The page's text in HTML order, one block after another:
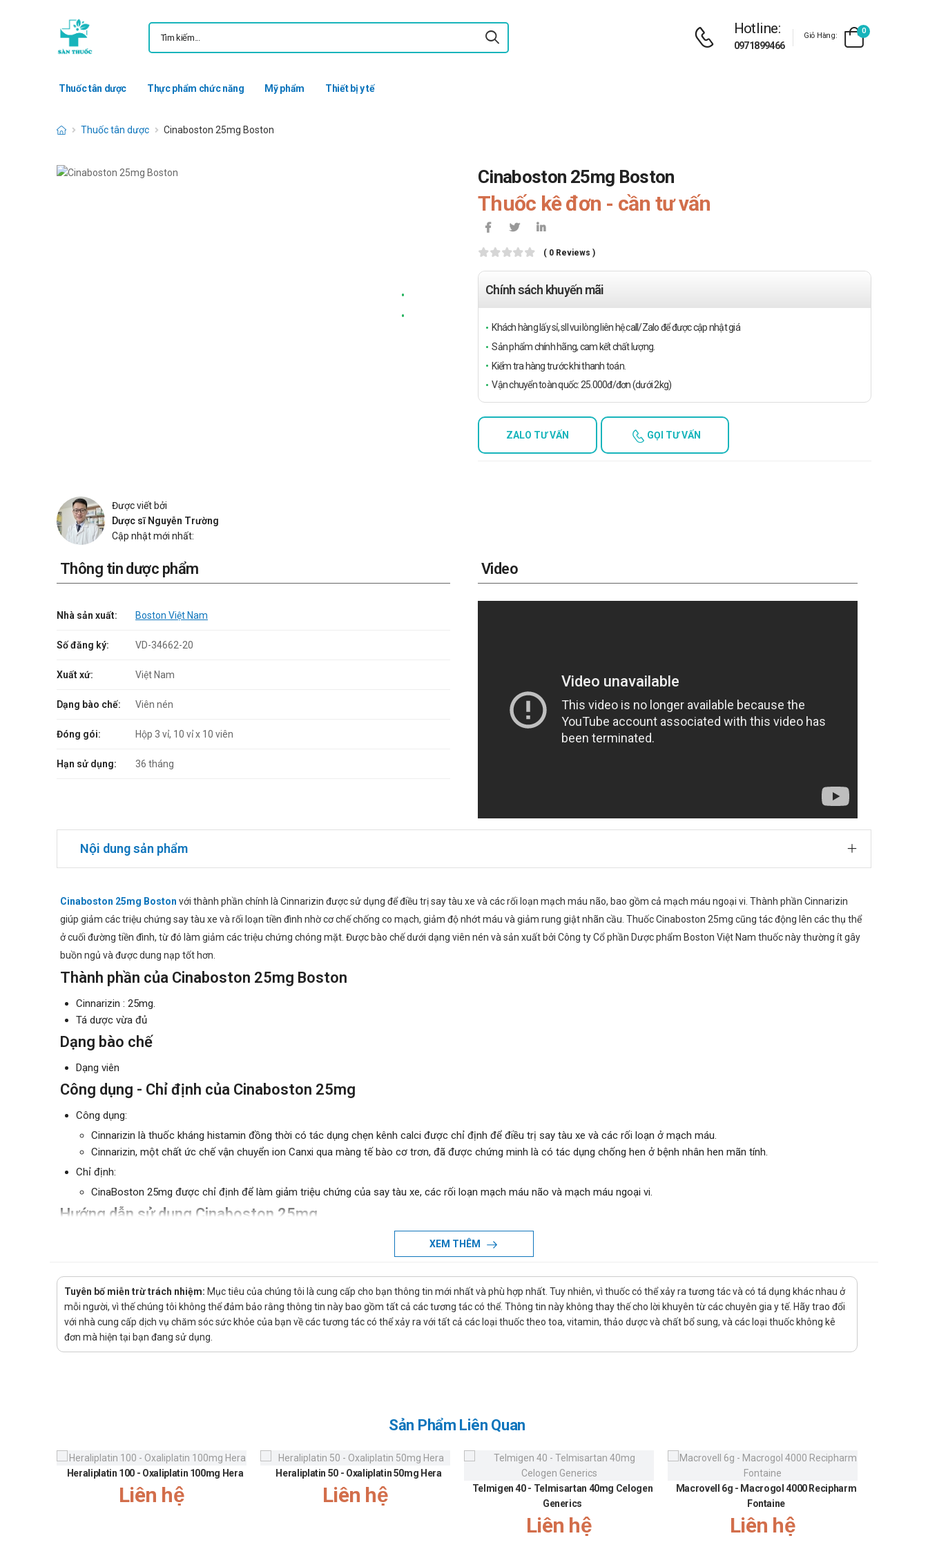
Hotline:
0971899466
Giỏ Hàng:
0
Thuốc tân dược Thực phẩm chức năng Mỹ phẩm Thiết bị y tế
Thuốc tân dược Cinaboston 25mg Boston
Cinaboston 25mg Boston
Thuốc kê đơn - cần tư vấn
( 0 Reviews )
Chính sách khuyến mãi
Khách hàng lấy sỉ, sll vui lòng liên hệ call/Zalo để được cập nhật giá
Sản phẩm chính hãng, cam kết chất lượng.
Kiểm tra hàng trước khi thanh toán.
Vận chuyển toàn quốc: 25.000đ/đơn (dưới 2kg)
ZALO TƯ VẤN GỌI TƯ VẤN
Được viết bởi
Dược sĩ Nguyễn Trường
Cập nhật mới nhất:
Thông tin dược phẩm
Nhà sản xuất: Boston Việt Nam
Số đăng ký: VD-34662-20
Xuất xứ: Việt Nam
Dạng bào chế: Viên nén
Đóng gói: Hộp 3 vỉ, 10 vỉ x 10 viên
Hạn sử dụng: 36 tháng
Video
Nội dung sản phẩm
Cinaboston 25mg Boston với thành phần chính là Cinnarizin được sử dụng để điều trị say tàu xe và các rối loạn mạch máu não, bao gồm cả mạch máu ngoại vi. Thành phần Cinnarizin
giúp giảm các triệu chứng say tàu xe và rối loạn tiền đình nhờ cơ chế chống co mạch, giảm độ nhớt máu và giảm rung giật nhãn cầu. Thuốc Cinaboston 25mg cũng tác động lên các thụ thể
ở cuối đường tiền đình, từ đó làm giảm các triệu chứng chóng mặt. Được bào chế dưới dạng viên nén và sản xuất bởi Công ty Cổ phần Dược phẩm Boston Việt Nam thuốc này thường ít gây
buồn ngủ và được dung nạp tốt hơn.
Thành phần của Cinaboston 25mg Boston
Cinnarizin : 25mg.
Tá dược vừa đủ
Dạng bào chế
Dạng viên
Công dụng - Chỉ định của Cinaboston 25mg
Công dụng:
Cinnarizin là thuốc kháng histamin đồng thời có tác dụng chẹn kênh calci được chỉ định để điều trị say tàu xe và các rối loạn ở mạch máu.
Cinnarizin, một chất ức chế vận chuyển ion Canxi qua màng tế bào cơ trơn, đã được chứng minh là có tác dụng chống hen ở bệnh nhân hen mãn tính.
Chỉ định:
CinaBoston 25mg được chỉ định để làm giảm triệu chứng của say tàu xe, các rối loạn mạch máu não và mạch máu ngoại vi.
Hướng dẫn sử dụng Cinaboston 25mg
Liều dùng:
Say tàu xe
Người lớn: 1 viên, uống trước 2 giờ trước khi đi xe. Trong trường hợp cần thiết, có thể uống thêm 15mg sau 8 giờ.
Rối loạn mạch máu não
Không dùng cho người mẫn cảm với bất cứ thành phần nào của sản phẩm
Lưu ý khi sử dụng Cinaboston 25mg
Lưu ý khi sử dụng cho một số đối tượng đặc biệt:
Dùng cho phụ nữ có thai và cho con bú: Thận trọng khi sử dụng cho phụ nữ mang thai và cho con bú. Tham khảo ý kiến của bác sĩ trước khi sử dụng.
Người lái xe: Thận trọng khi sử dụng cho đối tượng lái xe và vận hành máy móc nặng, do có thể gây ra cảm giác chóng mặt, mất điều hòa,..
XEM THÊM
Tuyên bố miễn trừ trách nhiệm: Mục tiêu của chúng tôi là cung cấp cho bạn thông tin mới nhất và phù hợp nhất. Tuy nhiên, vì thuốc có thể xảy ra tương tác và có tá dụng khác nhau ở
mỗi người, vì thế chúng tôi không thể đảm bảo rằng thông tin này bao gồm tất cả các tương tác có thể. Thông tin này không thay thế cho lời khuyên từ các chuyên gia y tế. Hãy trao đổi
với nhà cung cấp dịch vụ chăm sóc sức khỏe của bạn về các tương tác có thể xảy ra với tất cả các loại thuốc theo toa, vitamin, thảo dược và chất bổ sung, và các loại thuốc không kê
đơn mà hiện tại bạn đang sử dụng.
Sản Phẩm Liên Quan
Heraliplatin 100 - Oxaliplatin 100mg Hera
Liên hệ
Heraliplatin 50 - Oxaliplatin 50mg Hera
Liên hệ
Telmigen 40 - Telmisartan 40mg Celogen
Generics
Liên hệ
Macrovell 6g - Macrogol 4000 Recipharm
Fontaine
Liên hệ